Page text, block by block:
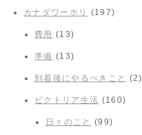
カナダワーホリ (197)
費用 (13)
準備 (13)
到着後にやるべきこと (2)
ビクトリア生活 (160)
日々のこと (99)